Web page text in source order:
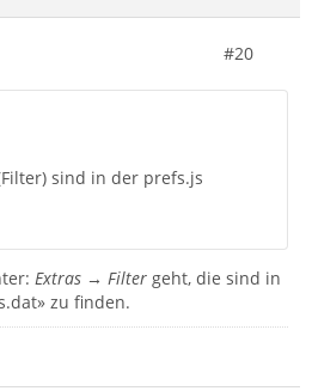
#20
sind in der prefs.js
Extras → Filter geht, die sind in
zu finden.